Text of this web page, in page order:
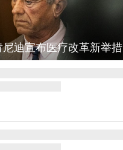
迪宣布医疗改革新举措